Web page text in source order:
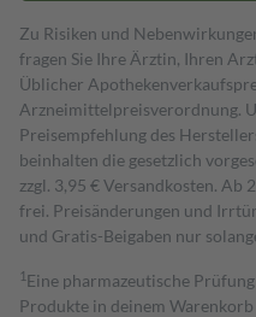
Zu Risiken und
fragen Sie Ihre Ärztin, Ihren
Üblicher
Arzneimittelpreisverordnung.
Preisempfehlung des
beinhalten die gesetzlich
zzgl. 3,95 € Versandkosten.
frei. Preisänderungen und
und Gratis-Beigaben nur
1 Eine pharmazeutische
Produkte in deinem